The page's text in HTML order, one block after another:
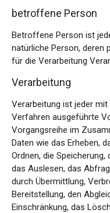
betroffene Person
Betroffene Person ist
natürliche Person, deren
für die Verarbeitung
Verarbeitung
Verarbeitung ist jeder
Verfahren ausgeführte
Vorgangsreihe im
Daten wie das Erheben,
Ordnen, die
das Auslesen, das
durch Übermittlung,
Bereitstellung, den
Einschränkung, das